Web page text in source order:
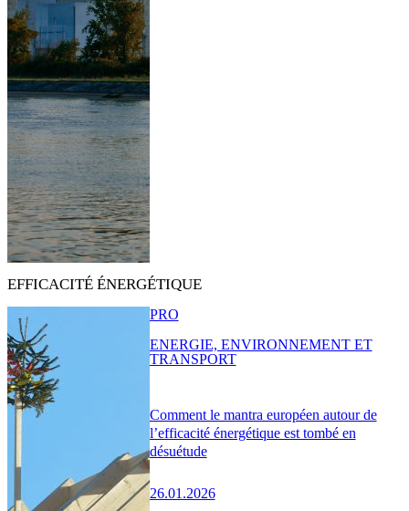
EFFICACITÉ ÉNERGÉTIQUE
Comment le mantra européen autour de
l’efficacité énergétique est tombé en
désuétude
26.01.2026
PRO
ENERGIE, ENVIRONNEMENT ET
TRANSPORT